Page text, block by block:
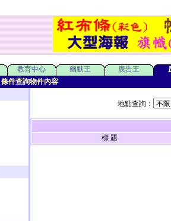
教育中心 幽默王 廣告王
條件查詢物件內容
地點查詢：
標 題